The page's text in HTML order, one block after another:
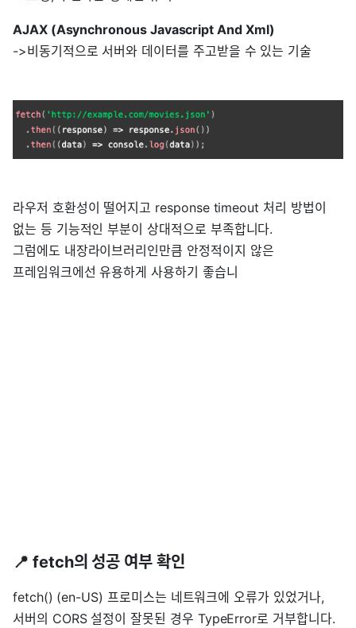
AJAX (Asynchronous Javascript And Xml)
->비동기적으로 서버와 데이터를 주고받을 수 있는 기술
라우저 호환성이 떨어지고 response timeout 처리 방법이
없는 등 기능적인 부분이 상대적으로 부족합니다.
그럼에도 내장라이브러리인만큼 안정적이지 않은
프레임워크에선 유용하게 사용하기 좋습니
📍 fetch의 성공 여부 확인
fetch() (en-US) 프로미스는 네트워크에 오류가 있었거나,
서버의 CORS 설정이 잘못된 경우 TypeError로 거부합니다.